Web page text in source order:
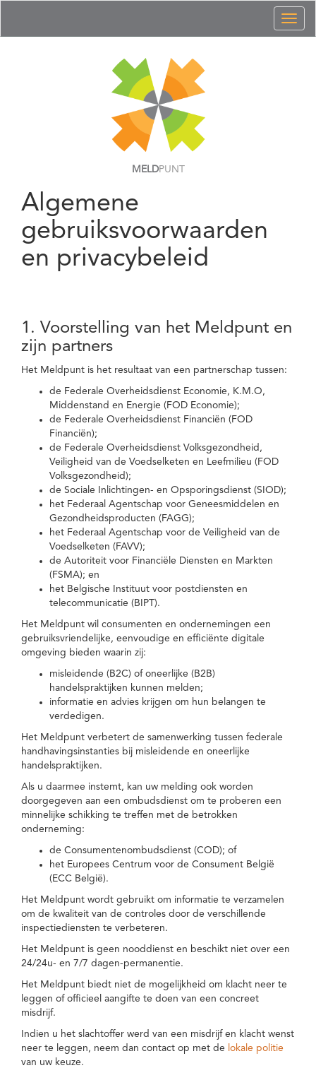
MELDPUNT
Algemene
gebruiksvoorwaarden
en privacybeleid
1. Voorstelling van het Meldpunt en
zijn partners
Het Meldpunt is het resultaat van een partnerschap tussen:
de Federale Overheidsdienst Economie, K.M.O,
Middenstand en Energie (FOD Economie);
de Federale Overheidsdienst Financiën (FOD
Financiën);
de Federale Overheidsdienst Volksgezondheid,
Veiligheid van de Voedselketen en Leefmilieu (FOD
Volksgezondheid);
de Sociale Inlichtingen- en Opsporingsdienst (SIOD);
het Federaal Agentschap voor Geneesmiddelen en
Gezondheidsproducten (FAGG);
het Federaal Agentschap voor de Veiligheid van de
Voedselketen (FAVV);
de Autoriteit voor Financiële Diensten en Markten
(FSMA); en
het Belgische Instituut voor postdiensten en
telecommunicatie (BIPT).
Het Meldpunt wil consumenten en ondernemingen een
gebruiksvriendelijke, eenvoudige en efficiënte digitale
omgeving bieden waarin zij:
misleidende (B2C) of oneerlijke (B2B)
handelspraktijken kunnen melden;
informatie en advies krijgen om hun belangen te
verdedigen.
Het Meldpunt verbetert de samenwerking tussen federale
handhavingsinstanties bij misleidende en oneerlijke
handelspraktijken.
Als u daarmee instemt, kan uw melding ook worden
doorgegeven aan een ombudsdienst om te proberen een
minnelijke schikking te treffen met de betrokken
onderneming:
de Consumentenombudsdienst (COD); of
het Europees Centrum voor de Consument België
(ECC België).
Het Meldpunt wordt gebruikt om informatie te verzamelen
om de kwaliteit van de controles door de verschillende
inspectiediensten te verbeteren.
Het Meldpunt is geen nooddienst en beschikt niet over een
24/24u- en 7/7 dagen-permanentie.
Het Meldpunt biedt niet de mogelijkheid om klacht neer te
leggen of officieel aangifte te doen van een concreet
misdrijf.
Indien u het slachtoffer werd van een misdrijf en klacht wenst
neer te leggen, neem dan contact op met de lokale politie
van uw keuze.